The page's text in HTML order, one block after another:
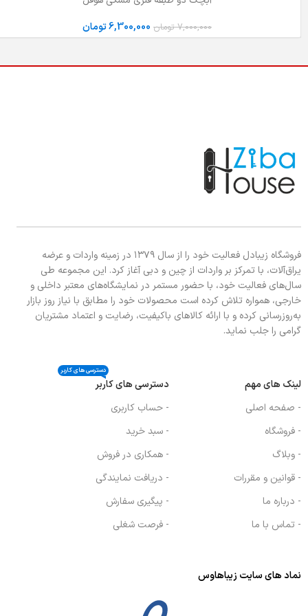
7,000,000 تومان 6,300,000تومان
فروشگاه زیبادل فعالیت خود را از سال ۱۳۷۹ در زمینه واردات و عرضه
یراق‌آلات، با تمرکز بر واردات از چین و دبی آغاز کرد. این مجموعه طی
سال‌های فعالیت خود، با حضور مستمر در نمایشگاه‌های معتبر داخلی و
خارجی، همواره تلاش کرده است محصولات خود را مطابق با نیاز روز بازار
به‌روزرسانی کرده و با ارائه کالاهای باکیفیت، رضایت و اعتماد مشتریان
گرامی را جلب نماید.
لینک های مهم
- صفحه اصلی
- فروشگاه
- وبلاگ
- قوانین و مقررات
- درباره ما
- تماس با ما
دسترسی های کاربر
دسترسی های کاربر
- حساب کاربری
- سبد خرید
- همکاری در فروش
- دریافت نمایندگی
- پیگیری سفارش
- فرصت شغلی
نماد های سایت زیباهاوس